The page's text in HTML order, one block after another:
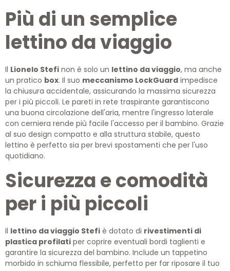
Più di un semplice
lettino da viaggio
Il Lionelo Stefi non è solo un lettino da viaggio, ma anche
un pratico box. Il suo meccanismo LockGuard impedisce
la chiusura accidentale, assicurando la massima sicurezza
per i più piccoli. Le pareti in rete traspirante garantiscono
una buona circolazione dell'aria, mentre l'ingresso laterale
con cerniera rende più facile l'accesso per il bambino. Grazie
al suo design compatto e alla struttura stabile, questo
lettino è perfetto sia per brevi spostamenti che per l'uso
quotidiano.
Sicurezza e comodità
per i più piccoli
Il lettino da viaggio Stefi è dotato di rivestimenti di
plastica profilati per coprire eventuali bordi taglienti e
garantire la sicurezza del bambino. Include un tappetino
morbido in schiuma flessibile, perfetto per far riposare il tuo